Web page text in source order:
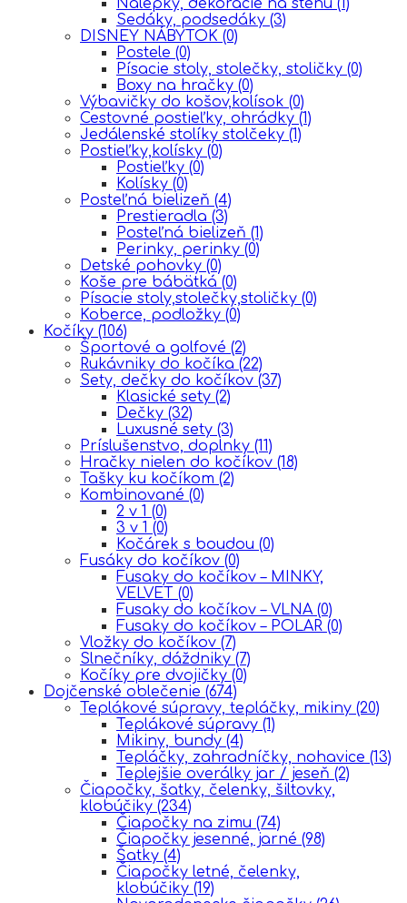
Sedáky, podsedáky (3)
DISNEY NÁBYTOK (0)
Postele (0)
Písacie stoly, stolečky, stoličky (0)
Boxy na hračky (0)
Výbavičky do košov,kolísok (0)
Cestovné postieľky, ohrádky (1)
Jedálenské stolíky stolčeky (1)
Postieľky,kolísky (0)
Postieľky (0)
Kolísky (0)
Posteľná bielizeň (4)
Prestieradla (3)
Posteľná bielizeň (1)
Perinky, perinky (0)
Detské pohovky (0)
Koše pre bábätká (0)
Písacie stoly,stolečky,stoličky (0)
Koberce, podložky (0)
Kočíky (106)
Športové a golfové (2)
Rukávniky do kočíka (22)
Sety, dečky do kočíkov (37)
Klasické sety (2)
Dečky (32)
Luxusné sety (3)
Príslušenstvo, doplnky (11)
Hračky nielen do kočíkov (18)
Tašky ku kočíkom (2)
Kombinované (0)
2 v 1 (0)
3 v 1 (0)
Kočárek s boudou (0)
Fusáky do kočíkov (0)
Fusaky do kočíkov – MINKY,
VELVET (0)
Fusaky do kočíkov – VLNA (0)
Fusaky do kočíkov – POLAR (0)
Vložky do kočíkov (7)
Slnečníky, dáždniky (7)
Kočíky pre dvojičky (0)
Dojčenské oblečenie (674)
Teplákové súpravy, tepláčky, mikiny (20)
Teplákové súpravy (1)
Mikiny, bundy (4)
Tepláčky, zahradníčky, nohavice (13)
Teplejšie overálky jar / jeseň (2)
Čiapočky, šatky, čelenky, šiltovky,
klobúčiky (234)
Čiapočky na zimu (74)
Čiapočky jesenné, jarné (98)
Šatky (4)
Čiapočky letné, čelenky,
klobúčiky (19)